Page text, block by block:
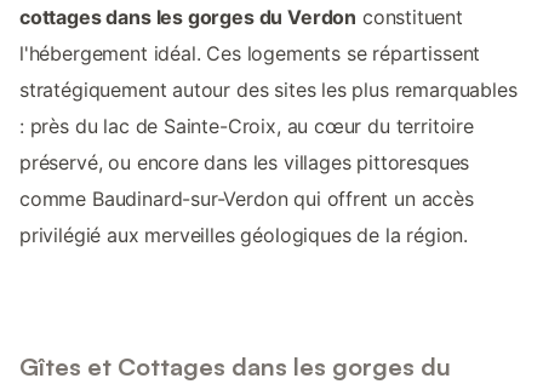
cottages dans les gorges du Verdon constituent
l'hébergement idéal. Ces logements se répartissent
stratégiquement autour des sites les plus remarquables
: près du lac de Sainte-Croix, au cœur du territoire
préservé, ou encore dans les villages pittoresques
comme Baudinard-sur-Verdon qui offrent un accès
privilégié aux merveilles géologiques de la région.
Gîtes et Cottages dans les gorges du